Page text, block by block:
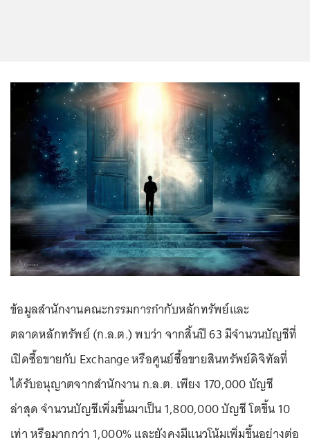
ข้อมูลสำนักงานคณะกรรมการกำกับหลักทรัพย์และ
ตลาดหลักทรัพย์ (ก.ล.ต.) พบว่า จากสิ้นปี 63 มีจำนวนบัญชีที่
เปิดซื้อขายกับ Exchange หรือศูนย์ซื้อขายสินทรัพย์ดิจิทัลที่
ได้รับอนุญาตจากสำนักงาน ก.ล.ต. เพียง 170,000 บัญชี
ล่าสุด จำนวนบัญชีเพิ่มขึ้นมาเป็น 1,800,000 บัญชี โตขึ้น 10
เท่า หรือมากกว่า 1,000% และยังคงมีแนวโน้มเพิ่มขึ้นอย่างต่อ